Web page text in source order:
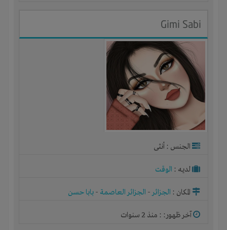
Gimi Sabi
الجنس : أنثى
لديـه : الوقت
المكان : الجزائر- الجزائر العاصمة - بابا حسن
آخر ظهور: : منذ 2 سنوات